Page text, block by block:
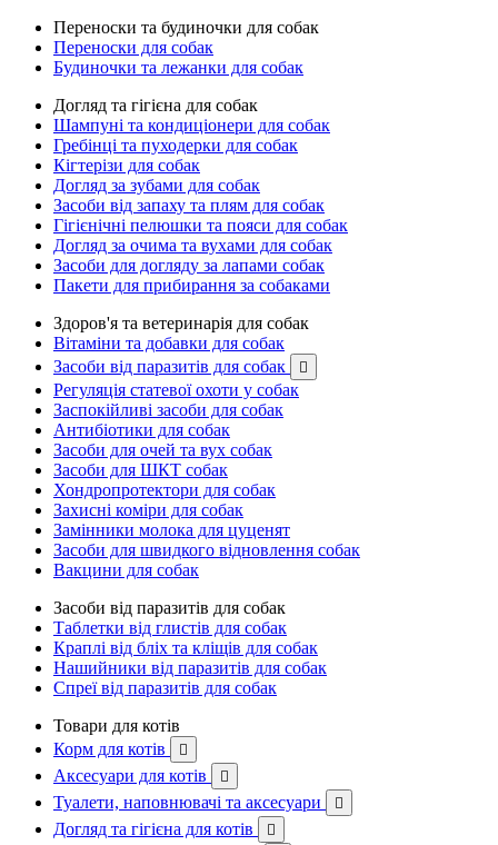
Переноски та будиночки для собак
Переноски для собак
Будиночки та лежанки для собак
Догляд та гігієна для собак
Шампуні та кондиціонери для собак
Гребінці та пуходерки для собак
Кігтерізи для собак
Догляд за зубами для собак
Засоби від запаху та плям для собак
Гігієнічні пелюшки та пояси для собак
Догляд за очима та вухами для собак
Засоби для догляду за лапами собак
Пакети для прибирання за собаками
Здоров'я та ветеринарія для собак
Вітаміни та добавки для собак
Засоби від паразитів для собак

Регуляція статевої охоти у собак
Заспокійливі засоби для собак
Антибіотики для собак
Засоби для очей та вух собак
Засоби для ШКТ собак
Хондропротектори для собак
Захисні коміри для собак
Замінники молока для цуценят
Засоби для швидкого відновлення собак
Вакцини для собак
Засоби від паразитів для собак
Таблетки від глистів для собак
Краплі від бліх та кліщів для собак
Нашийники від паразитів для собак
Спреї від паразитів для собак
Товари для котів
Корм для котів

Аксесуари для котів 
Туалети, наповнювачі та аксесуари 
Догляд та гігієна для котів 